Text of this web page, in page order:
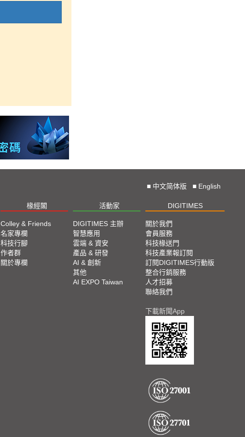
■ 中文简体版 ■ English
椽經閣 活動家 DIGITIMES
Colley & Friends
名家專欄
科技行腳
作者群
關於專欄
DIGITIMES 主辦
智慧應用
雲端 & 資安
產品 & 研發
AI & 創新
其他
AI EXPO Taiwan
關於我們
會員服務
科技椽送門
科技產業報訂閱
訂閱DIGITIMES行動版
整合行銷服務
人才招募
聯絡我們
下載新聞App